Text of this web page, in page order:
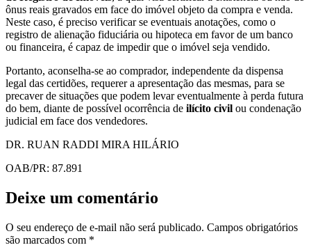
ônus reais gravados em face do imóvel objeto da compra e venda.
Neste caso, é preciso verificar se eventuais anotações, como o
registro de alienação fiduciária ou hipoteca em favor de um banco
ou financeira, é capaz de impedir que o imóvel seja vendido.
Portanto, aconselha-se ao comprador, independente da dispensa
legal das certidões, requerer a apresentação das mesmas, para se
precaver de situações que podem levar eventualmente à perda futura
do bem, diante de possível ocorrência de ilícito civil ou condenação
judicial em face dos vendedores.
DR. RUAN RADDI MIRA HILÁRIO
OAB/PR: 87.891
Deixe um comentário
O seu endereço de e-mail não será publicado. Campos obrigatórios
são marcados com *